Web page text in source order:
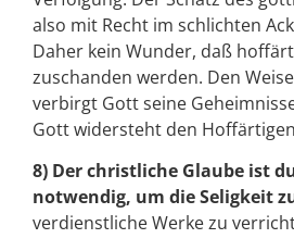
also mit Recht im schlichten
Daher kein Wunder, daß
zuschanden werden. Den
verbirgt Gott seine
Gott widersteht den Hoffärtigen
8) Der christliche Glaube ist
notwendig, um die Seligkeit
verdienstliche Werke zu